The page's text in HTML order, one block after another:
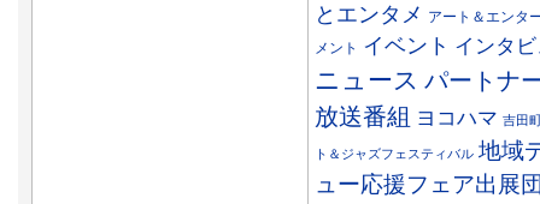
とエンタメ アート＆エンタ
メント
イベント インタ
ニュース パートナ
放送番組 ヨコハマ 吉田
ト＆ジャズフェスティバル 地域
ュー応援フェア出展